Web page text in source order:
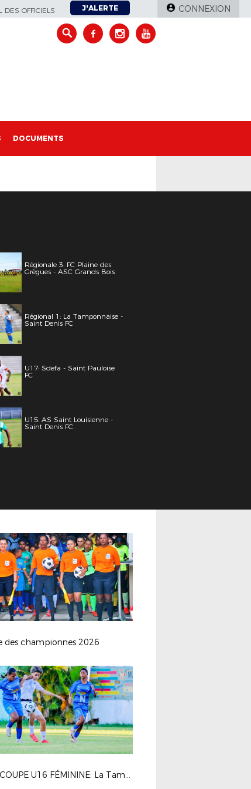
DES OFFICIELS J'ALERTE CONNEXION
DOCUMENTS
Régionale 3: FC Plaine des
Grègues - ASC Grands Bois
Régional 1: La Tamponnaise -
Saint Denis FC
U17: Sdefa - Saint Pauloise
FC
U15: AS Saint Louisienne -
Saint Denis FC
des championnes 2026
FINALE COUPE U16 FÉMININE: La Tamponnaise - Saint Pauloise FC